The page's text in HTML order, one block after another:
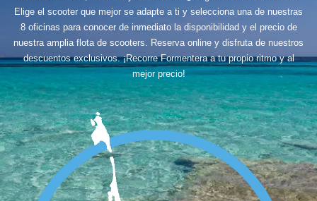
Elige el scooter que mejor se adapte a ti y selecciona una de nuestras
8 oficinas para conocer de inmediato la disponibilidad y el precio de
nuestra amplia flota de scooters. Reserva online y disfruta de nuestros
descuentos exclusivos. ¡Recorre Formentera a tu propio ritmo y al
mejor precio!